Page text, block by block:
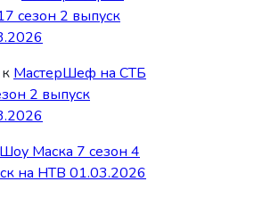
сезон 2 выпуск
к МастерШеф на СТБ
2 выпуск
Шоу Маска 7 сезон 4
на НТВ 01.03.2026